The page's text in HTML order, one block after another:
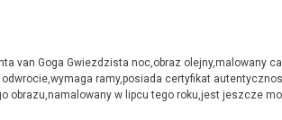
van Goga Gwiezdzista noc,obraz olejny,malowany
ramy,posiada certyfikat
obrazu,namalowany w lipcu tego roku,jest jeszcze